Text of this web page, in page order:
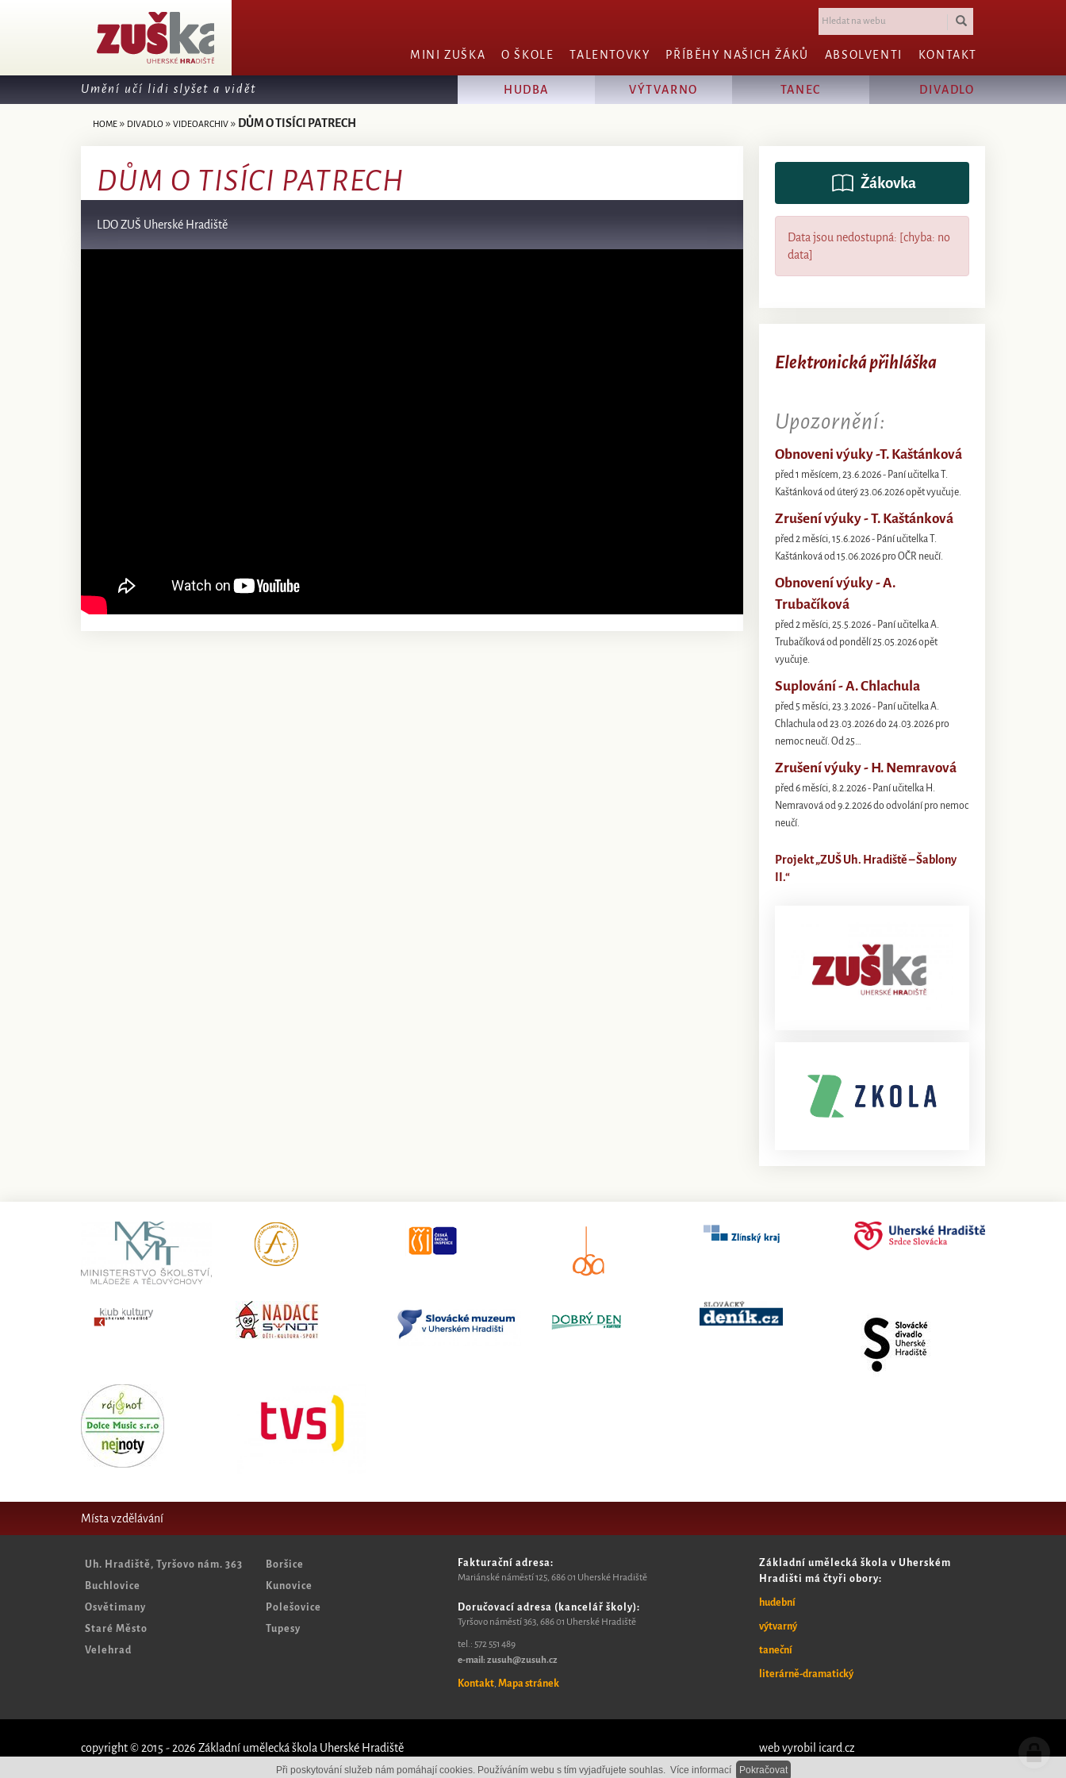
MINI ZUŠKA O ŠKOLE TALENTOVKY PŘÍBĚHY NAŠICH ŽÁKŮ ABSOLVENTI KONTAKT
Umění učí lidi slyšet a vidět HUDBA VÝTVARNO TANEC DIVADLO
HOME » DIVADLO » VIDEOARCHIV » DŮM O TISÍCI PATRECH
DŮM O TISÍCI PATRECH
LDO ZUŠ Uherské Hradiště
Žákovka
Data jsou nedostupná: [chyba: no
data]
Elektronická přihláška
Upozornění:
Obnoveni výuky -T. Kaštánková
před 1 měsícem, 23.6.2026 - Paní učitelka T.
Kaštánková od úterý 23.06.2026 opět vyučuje.
Zrušení výuky - T. Kaštánková
před 2 měsíci, 15.6.2026 - Pání učitelka T.
Kaštánková od 15.06.2026 pro OČR neučí.
Obnovení výuky - A.
Trubačíková
před 2 měsíci, 25.5.2026 - Paní učitelka A.
Trubačíková od pondělí 25.05.2026 opět
vyučuje.
Suplování - A. Chlachula
před 5 měsíci, 23.3.2026 - Paní učitelka A.
Chlachula od 23.03.2026 do 24.03.2026 pro
nemoc neučí. Od 25…
Zrušení výuky - H. Nemravová
před 6 měsíci, 8.2.2026 - Paní učitelka H.
Nemravová od 9.2.2026 do odvolání pro nemoc
neučí.
Projekt „ZUŠ Uh. Hradiště – Šablony
II.“
Místa vzdělávání
Uh. Hradiště, Tyršovo nám. 363
Boršice
Buchlovice
Kunovice
Osvětimany
Polešovice
Staré Město
Tupesy
Velehrad
Fakturační adresa:
Mariánské náměstí 125, 686 01 Uherské Hradiště
Doručovací adresa (kancelář školy):
Tyršovo náměstí 363, 686 01 Uherské Hradiště
tel.: 572 551 489​
e-mail: zusuh@zusuh.cz
Kontakt, Mapa stránek
Základní umělecká škola v Uherském
Hradišti má čtyři obory:
hudební
výtvarný
taneční
literárně-dramatický
copyright © 2015 - 2026 Základní umělecká škola Uherské Hradiště web vyrobil icard.cz
Při poskytování služeb nám pomáhají cookies. Používáním webu s tím vyjadřujete souhlas. Více informací Pokračovat